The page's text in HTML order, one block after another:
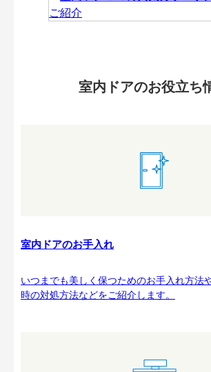
室内ドアのお役立ち
室内ドアのお手入れ
いつまでも美しく保つためのお手入れ方法
時の対処方法などをご紹介します。